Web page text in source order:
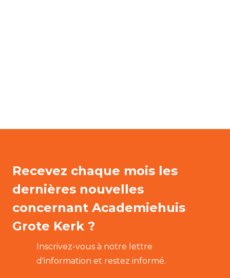
Recevez chaque mois les
dernières nouvelles
concernant Academiehuis
Grote Kerk ?
Inscrivez-vous à notre lettre
d'information et restez informé.